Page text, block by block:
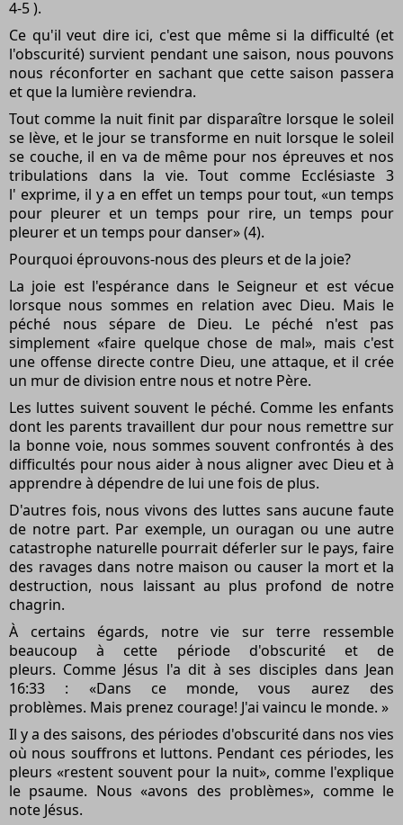
4-5 ).
Ce qu'il veut dire ici, c'est que même si la difficulté (et
l'obscurité) survient pendant une saison, nous pouvons
nous réconforter en sachant que cette saison passera
et que la lumière reviendra.
Tout comme la nuit finit par disparaître lorsque le soleil
se lève, et le jour se transforme en nuit lorsque le soleil
se couche, il en va de même pour nos épreuves et nos
tribulations dans la vie. Tout comme Ecclésiaste 3
l' exprime, il y a en effet un temps pour tout, «un temps
pour pleurer et un temps pour rire, un temps pour
pleurer et un temps pour danser» (4).
Pourquoi éprouvons-nous des pleurs et de la joie?
La joie est l'espérance dans le Seigneur et est vécue
lorsque nous sommes en relation avec Dieu. Mais le
péché nous sépare de Dieu. Le péché n'est pas
simplement «faire quelque chose de mal», mais c'est
une offense directe contre Dieu, une attaque, et il crée
un mur de division entre nous et notre Père.
Les luttes suivent souvent le péché. Comme les enfants
dont les parents travaillent dur pour nous remettre sur
la bonne voie, nous sommes souvent confrontés à des
difficultés pour nous aider à nous aligner avec Dieu et à
apprendre à dépendre de lui une fois de plus.
D'autres fois, nous vivons des luttes sans aucune faute
de notre part. Par exemple, un ouragan ou une autre
catastrophe naturelle pourrait déferler sur le pays, faire
des ravages dans notre maison ou causer la mort et la
destruction, nous laissant au plus profond de notre
chagrin.
À certains égards, notre vie sur terre ressemble
beaucoup à cette période d'obscurité et de
pleurs. Comme Jésus l'a dit à ses disciples dans Jean
16:33 : «Dans ce monde, vous aurez des
problèmes. Mais prenez courage! J'ai vaincu le monde. »
Il y a des saisons, des périodes d'obscurité dans nos vies
où nous souffrons et luttons. Pendant ces périodes, les
pleurs «restent souvent pour la nuit», comme l'explique
le psaume. Nous «avons des problèmes», comme le
note Jésus.